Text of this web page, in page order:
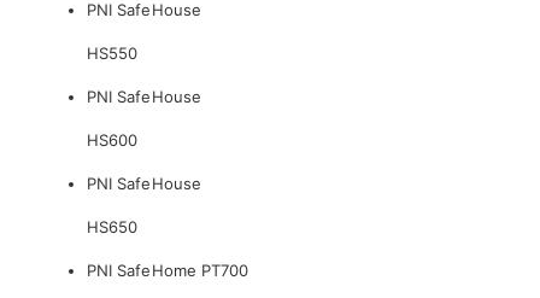
PNI SafeHouse
HS550
PNI SafeHouse
HS600
PNI SafeHouse
HS650
PNI SafeHome PT700